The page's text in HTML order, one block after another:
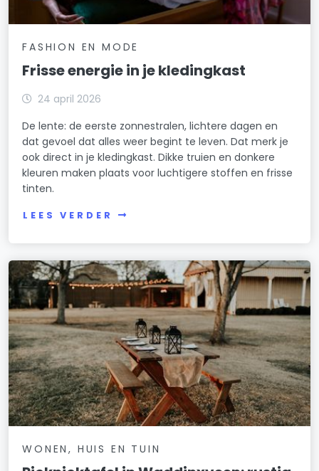
FASHION EN MODE
Frisse energie in je kledingkast
24 april 2026
De lente: de eerste zonnestralen, lichtere dagen en
dat gevoel dat alles weer begint te leven. Dat merk je
ook direct in je kledingkast. Dikke truien en donkere
kleuren maken plaats voor luchtigere stoffen en frisse
tinten.
LEES VERDER
WONEN, HUIS EN TUIN